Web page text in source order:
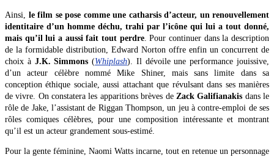
Ainsi, le film se pose comme une catharsis d’acteur, un renouvellement
identitaire d’un homme déchu, trahi par l’icône qui lui a tout donné,
mais qu’il lui a aussi fait tout perdre. Pour continuer dans la description
de la formidable distribution, Edward Norton offre enfin un concurrent de
choix à J.K. Simmons (Whiplash). Il dévoile une performance jouissive,
d’un acteur célèbre nommé Mike Shiner, mais sans limite dans sa
conception éthique sociale, aussi attachant que révulsant dans ses manières
de vivre. On constatera les apparitions brèves de Zack Galifianakis dans le
rôle de Jake, l’assistant de Riggan Thompson, un jeu à contre-emploi de ses
rôles comiques célèbres, pour une composition intéressante et montrant
qu’il est un acteur grandement sous-estimé.
Pour la gente féminine, Naomi Watts incarne, tout en retenue un personnage